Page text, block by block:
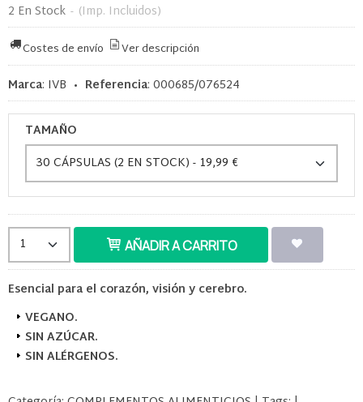
2 En Stock - (Imp. Incluidos)
Costes de envío Ver descripción
Marca: IVB • Referencia: 000685/076524
TAMAÑO
AÑADIR A CARRITO
Esencial para el corazón, visión y cerebro.
VEGANO.
SIN AZÚCAR.
SIN ALÉRGENOS.